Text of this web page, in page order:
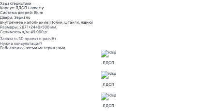
Характеристики
Корпус: ЛДСП Lamarty
Система дверей: Blum
Двери: Зеркало
Внутреннее наполнение: Полки, штанги, ящики
Размеры: 2671*2440*500 мм.
Стоимость п/м: 49 900 р.
Заказать 3D проект и расчёт
Нужна консультация?
Работаем со всеми материалами
ЛДСП
ЛДСП
ЛДСП